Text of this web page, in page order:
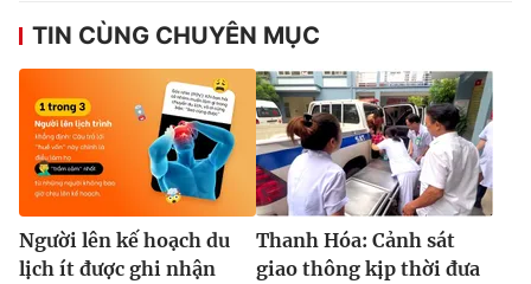
TIN CÙNG CHUYÊN MỤC
Người lên kế hoạch du
lịch ít được ghi nhận
Thanh Hóa: Cảnh sát
giao thông kịp thời đưa